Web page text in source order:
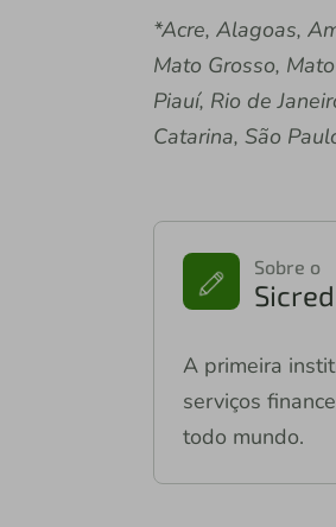
*Acre, Alagoas,
Mato Grosso,
Piauí, Rio de
Catarina, São
Sobre o
A primeira
serviços
todo mundo.